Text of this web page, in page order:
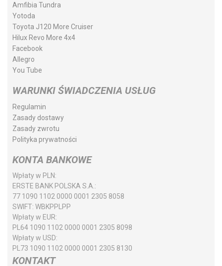
Amfibia Tundra
Yotoda
Toyota J120 More Cruiser
Hilux Revo More 4x4
Facebook
Allegro
You Tube
WARUNKI ŚWIADCZENIA USŁUG
Regulamin
Zasady dostawy
Zasady zwrotu
Polityka prywatności
KONTA BANKOWE
Wpłaty w PLN:
ERSTE BANK POLSKA S.A.:
77 1090 1102 0000 0001 2305 8058
SWIFT: WBKPPLPP
Wpłaty w EUR:
PL64 1090 1102 0000 0001 2305 8098
Wpłaty w USD:
PL73 1090 1102 0000 0001 2305 8130
KONTAKT